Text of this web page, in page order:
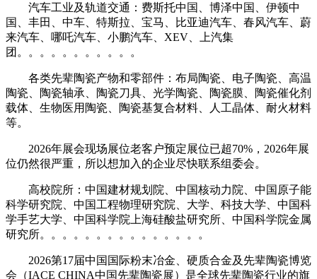
汽车工业及轨道交通：费斯托中国、博泽中国、伊顿中
国、丰田、中车、特斯拉、宝马、比亚迪汽车、春风汽车、蔚
来汽车、哪吒汽车、小鹏汽车、XEV、上汽集
团。。。。。。。。。。。
各类先辈陶瓷产物和零部件：布局陶瓷、电子陶瓷、高温
陶瓷、陶瓷轴承、陶瓷刀具、光学陶瓷、陶瓷膜、陶瓷催化剂
载体、生物医用陶瓷、陶瓷基复合材料、人工晶体、耐火材料
等。
2026年展会现场展位老客户预定展位已超70%，2026年展
位仍然很严重，所以想加入的企业尽快联系组委会。
高校院所：中国建材规划院、中国核动力院、中国原子能
科学研究院、中国工程物理研究院、大学、科技大学、中国科
学手艺大学、中国科学院上海硅酸盐研究所、中国科学院金属
研究所。。。。。。。。。。。。。。。
2026第17届中国国际粉末冶金、硬质合金及先辈陶瓷博览
会（IACE CHINA中国先辈陶瓷展）是全球先辈陶瓷行业的旗